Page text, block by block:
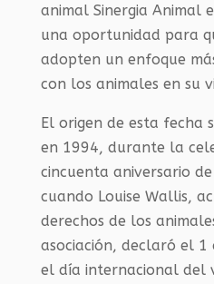
animal Sinergia Animal
una oportunidad para
adopten un enfoque
con los animales en su
El origen de esta fecha
en 1994, durante la
cincuenta aniversario
cuando Louise Wallis,
derechos de los
asociación, declaró el 1
el día internacional del